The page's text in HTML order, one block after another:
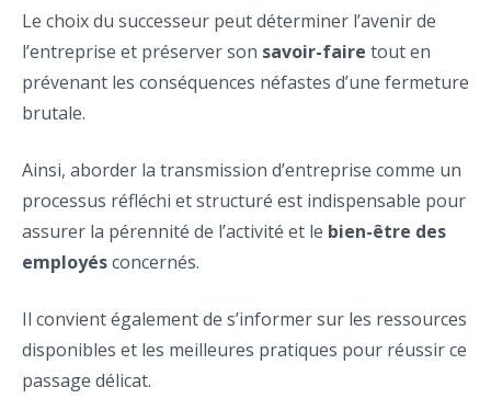
Le choix du successeur peut déterminer l’avenir de
l’entreprise et préserver son savoir-faire tout en
prévenant les conséquences néfastes d’une fermeture
brutale.
Ainsi, aborder la transmission d’entreprise comme un
processus réfléchi et structuré est indispensable pour
assurer la pérennité de l’activité et le bien-être des
employésconcernés.
Il convient également de s’informer sur les ressources
disponibles et les meilleures pratiques pour réussir ce
passage délicat.